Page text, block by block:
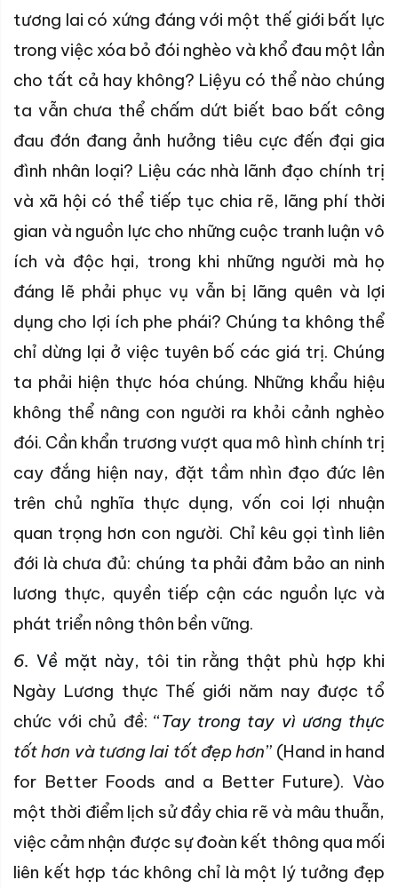
tương lai có xứng đáng với một thế giới bất lực
trong việc xóa bỏ đói nghèo và khổ đau một lần
cho tất cả hay không? Liệyu có thể nào chúng
ta vẫn chưa thể chấm dứt biết bao bất công
đau đớn đang ảnh hưởng tiêu cực đến đại gia
đình nhân loại? Liệu các nhà lãnh đạo chính trị
và xã hội có thể tiếp tục chia rẽ, lãng phí thời
gian và nguồn lực cho những cuộc tranh luận vô
ích và độc hại, trong khi những người mà họ
đáng lẽ phải phục vụ vẫn bị lãng quên và lợi
dụng cho lợi ích phe phái? Chúng ta không thể
chỉ dừng lại ở việc tuyên bố các giá trị. Chúng
ta phải hiện thực hóa chúng. Những khẩu hiệu
không thể nâng con người ra khỏi cảnh nghèo
đói. Cần khẩn trương vượt qua mô hình chính trị
cay đắng hiện nay, đặt tầm nhìn đạo đức lên
trên chủ nghĩa thực dụng, vốn coi lợi nhuận
quan trọng hơn con người. Chỉ kêu gọi tình liên
đới là chưa đủ: chúng ta phải đảm bảo an ninh
lương thực, quyền tiếp cận các nguồn lực và
phát triển nông thôn bền vững.
6. Về mặt này, tôi tin rằng thật phù hợp khi
Ngày Lương thực Thế giới năm nay được tổ
chức với chủ đề: “Tay trong tay vì ương thực
tốt hơn và tương lai tốt đẹp hơn” (Hand in hand
for Better Foods and a Better Future). Vào
một thời điểm lịch sử đầy chia rẽ và mâu thuẫn,
việc cảm nhận được sự đoàn kết thông qua mối
liên kết hợp tác không chỉ là một lý tưởng đẹp